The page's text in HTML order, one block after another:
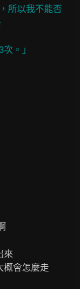
所以我不能否
。」
來
概會怎麼走